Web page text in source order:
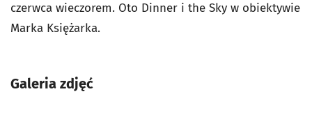
czerwca wieczorem. Oto Dinner i the Sky w obiektywie
Marka Księżarka.
Galeria zdjęć